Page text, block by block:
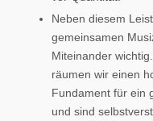
Neben diesem
gemeinsamen
Miteinander
räumen wir einen
Fundament für ein
und sind